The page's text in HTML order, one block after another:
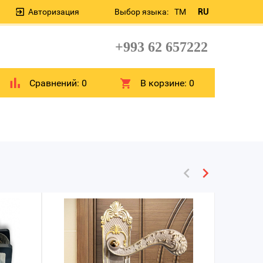
Выбор языка: TM RU
Авторизация
+993 62 657222
Сравнений: 0 В корзине:0